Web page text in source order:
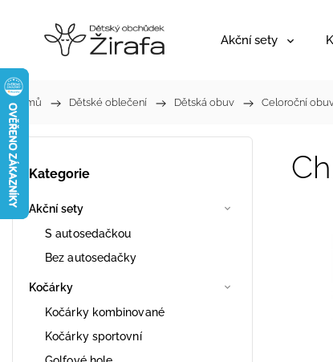
Akční sety
Domů / Dětské oblečení / Dětská obuv / Celoroční
Kategorie
Akční sety
S autosedačkou
Bez autosedačky
Kočárky
Kočárky kombinované
Kočárky sportovní